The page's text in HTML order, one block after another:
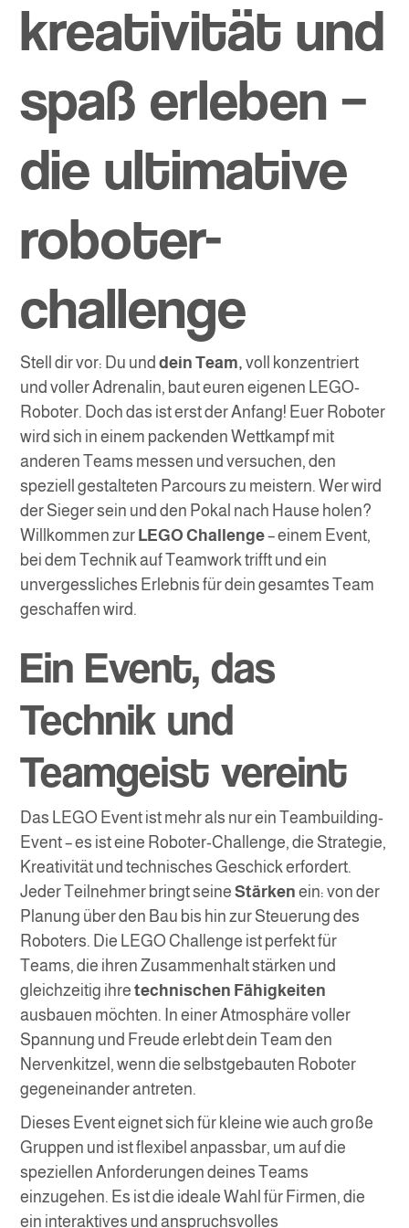
kreativität und
spaß erleben –
die ultimative
roboter-
challenge
Stell dir vor: Du unddein Team, voll konzentriert
und voller Adrenalin, baut euren eigenen LEGO-
Roboter. Doch das ist erst der Anfang! Euer Roboter
wird sich in einem packenden Wettkampf mit
anderen Teams messen und versuchen, den
speziell gestalteten Parcours zu meistern. Wer wird
der Sieger sein und den Pokal nach Hause holen?
Willkommen zur LEGO Challenge– einem Event,
bei dem Technik auf Teamwork trifft und ein
unvergessliches Erlebnis für dein gesamtes Team
geschaffen wird.
Ein Event, das
Technik und
Teamgeist vereint
Das LEGO Event ist mehr als nur ein Teambuilding-
Event – es ist eine Roboter-Challenge, die Strategie,
Kreativität und technisches Geschick erfordert.
Jeder Teilnehmer bringt seineStärken ein: von der
Planung über den Bau bis hin zur Steuerung des
Roboters. Die LEGO Challenge ist perfekt für
Teams, die ihren Zusammenhalt stärken und
gleichzeitig ihretechnischen Fähigkeiten
ausbauen möchten. In einer Atmosphäre voller
Spannung und Freude erlebt dein Team den
Nervenkitzel, wenn die selbstgebauten Roboter
gegeneinander antreten.
Dieses Event eignet sich für kleine wie auch große
Gruppen und ist flexibel anpassbar, um auf die
speziellen Anforderungen deines Teams
einzugehen. Es ist die ideale Wahl für Firmen, die
ein interaktives und anspruchsvolles